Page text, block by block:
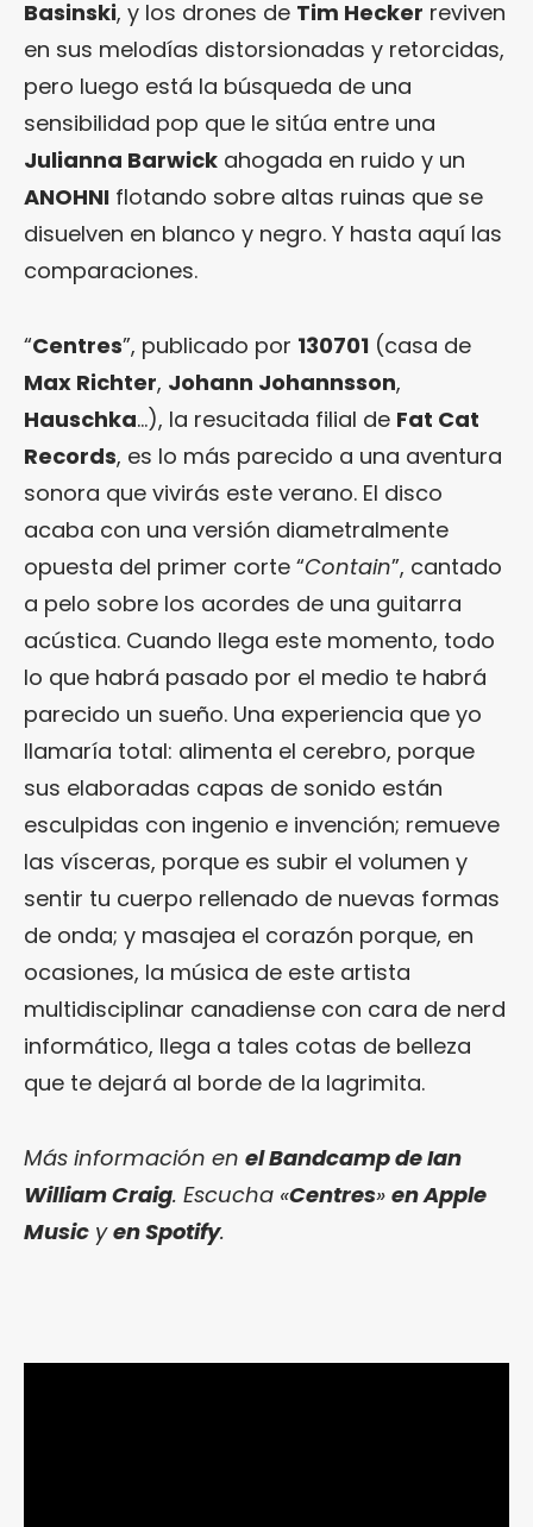
Basinski, y los drones de Tim Hecker reviven
en sus melodías distorsionadas y retorcidas,
pero luego está la búsqueda de una
sensibilidad pop que le sitúa entre una
Julianna Barwick ahogada en ruido y un
ANOHNI flotando sobre altas ruinas que se
disuelven en blanco y negro. Y hasta aquí las
comparaciones.
“Centres”, publicado por 130701 (casa de
Max Richter, Johann Johannsson,
Hauschka…), la resucitada filial de Fat Cat
Records, es lo más parecido a una aventura
sonora que vivirás este verano. El disco
acaba con una versión diametralmente
opuesta del primer corte “Contain”, cantado
a pelo sobre los acordes de una guitarra
acústica. Cuando llega este momento, todo
lo que habrá pasado por el medio te habrá
parecido un sueño. Una experiencia que yo
llamaría total: alimenta el cerebro, porque
sus elaboradas capas de sonido están
esculpidas con ingenio e invención; remueve
las vísceras, porque es subir el volumen y
sentir tu cuerpo rellenado de nuevas formas
de onda; y masajea el corazón porque, en
ocasiones, la música de este artista
multidisciplinar canadiense con cara de nerd
informático, llega a tales cotas de belleza
que te dejará al borde de la lagrimita.
Más información en el Bandcamp de Ian
William Craig. Escucha «Centres» en Apple
Music yen Spotify.